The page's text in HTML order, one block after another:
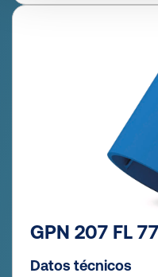
GPN 207 FL
Datos técnicos